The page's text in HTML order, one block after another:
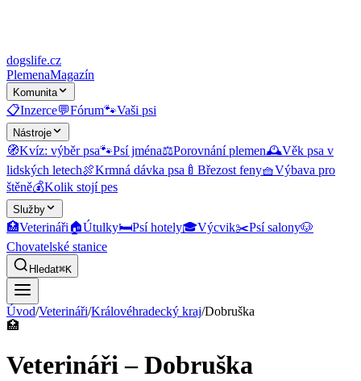
dogslife.cz
PlemenaMagazín
Komunita
📋Inzerce💬Fórum🐾Vaši psi
Nástroje
🧭Kvíz: výběr psa🐾Psí jména⚖️Porovnání plemen🕰️Věk psa v
lidských letech🍖Krmná dávka psa 🍼 Březost feny🧺Výbava pro
štěně💰Kolik stojí pes
Služby
🏥Veterináři🏠Útulky🛏️Psí hotely🎓Výcvik✂️Psí salony🐶
Chovatelské stanice
Hledat⌘K
Úvod/Veterináři/Královéhradecký kraj/Dobruška
🏥
Veterináři – Dobruška